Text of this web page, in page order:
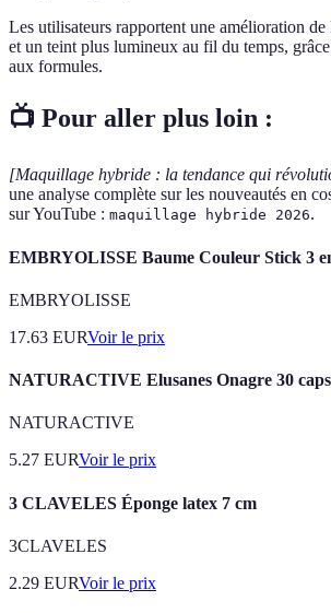
Les utilisateurs rapportent une amélioration de
et un teint plus lumineux au fil du temps,
aux formules.
📺 Pour aller plus loin :
[Maquillage hybride : la tendance qui
une analyse complète sur les nouveautés en
sur YouTube : maquillage hybride 2026.
EMBRYOLISSE Baume Couleur Stick 3
EMBRYOLISSE
17.63 EURVoir le prix
NATURACTIVE Elusanes Onagre 30
NATURACTIVE
5.27 EURVoir le prix
3 CLAVELES Éponge latex 7 cm
3CLAVELES
2.29 EURVoir le prix